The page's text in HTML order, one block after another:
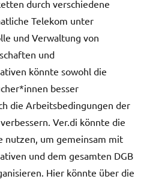
durch verschiedene
Telekom unter
und Verwaltung von
und
könnte sowohl die
besser
die Arbeitsbedingungen der
Ver.di könnte die
nutzen, um gemeinsam mit
und dem gesamten DGB
Hier könnte über die